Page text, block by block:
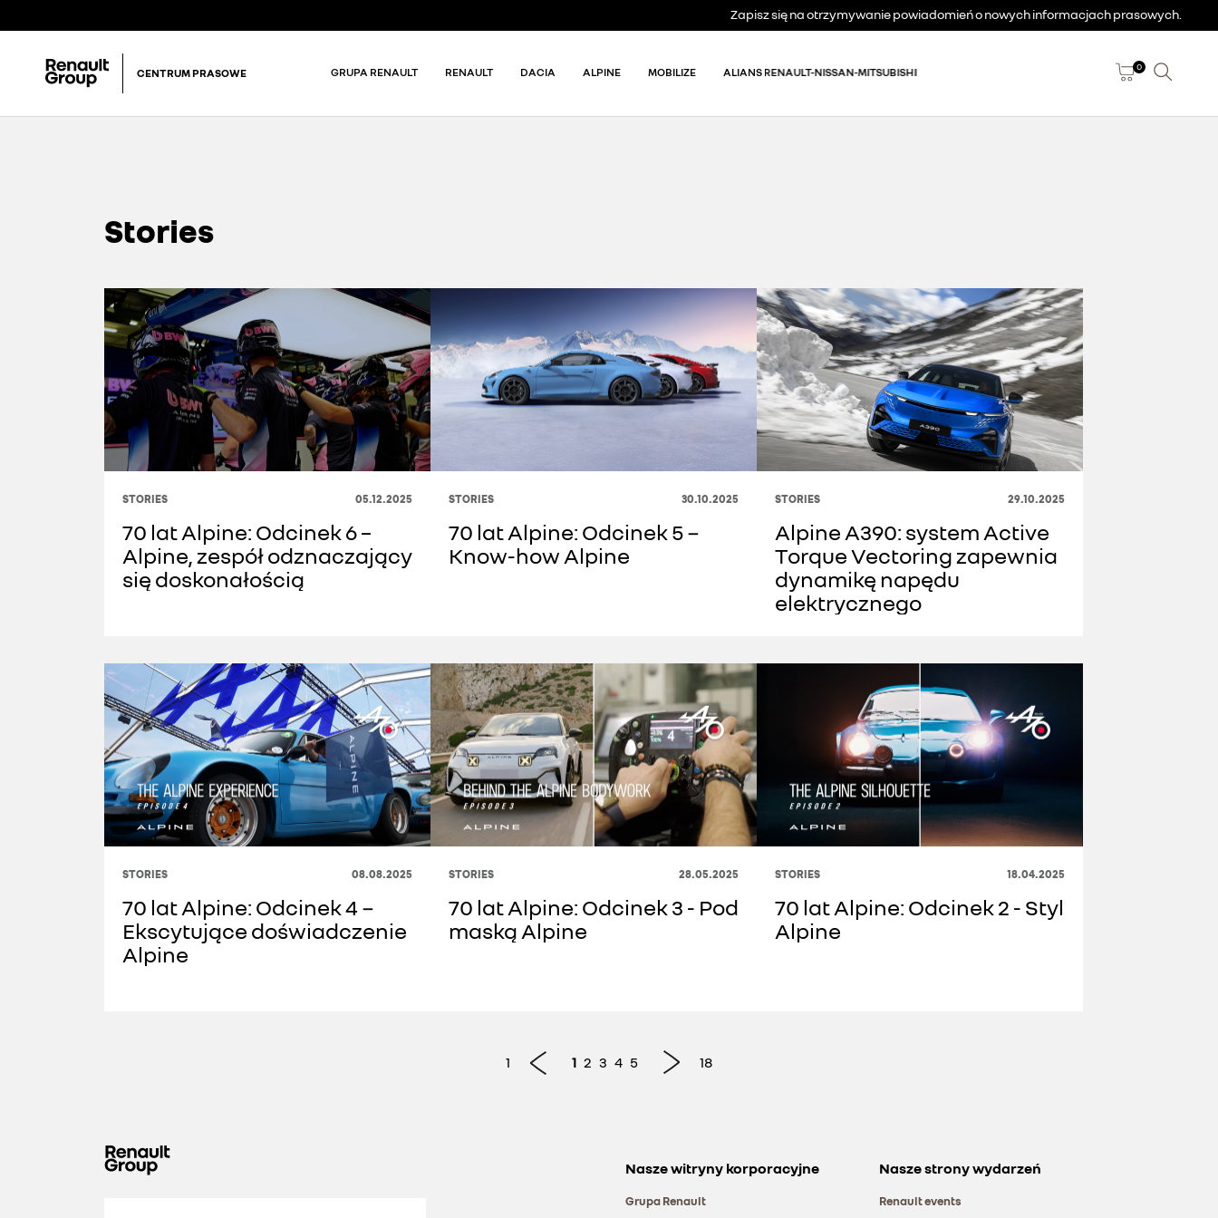
Zapisz się na otrzymywanie powiadomień o nowych informacjach prasowych.
CENTRUM PRASOWE GRUPA RENAULT RENAULT DACIA ALPINE MOBILIZE ALIANS RENAULT-NISSAN-MITSUBISHI 0
Stories
STORIES 05.12.2025
70 lat Alpine: Odcinek 6 –
Alpine, zespół odznaczający
się doskonałością
STORIES 30.10.2025
70 lat Alpine: Odcinek 5 −
Know-how Alpine
STORIES 29.10.2025
Alpine A390: system Active
Torque Vectoring zapewnia
dynamikę napędu
elektrycznego
STORIES 08.08.2025
70 lat Alpine: Odcinek 4 −
Ekscytujące doświadczenie
Alpine
STORIES 28.05.2025
70 lat Alpine: Odcinek 3 - Pod
maską Alpine
STORIES 18.04.2025
70 lat Alpine: Odcinek 2 - Styl
Alpine
1 1 2 3 4 5 18
Nasze witryny korporacyjne
Grupa Renault
Nasze strony wydarzeń
Renault events